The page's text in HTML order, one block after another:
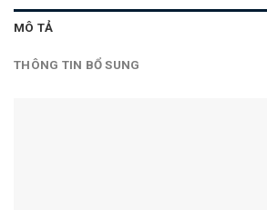
MÔ TẢ
THÔNG TIN BỔ SUNG